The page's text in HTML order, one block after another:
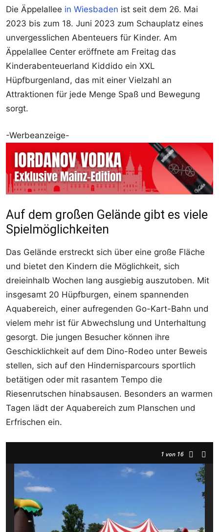
Die Äppelallee in Wiesbaden ist seit dem 26. Mai
2023 bis zum 18. Juni 2023 zum Schauplatz eines
unvergesslichen Abenteuers für Kinder. Am
Äppelallee Center eröffnete am Freitag das
Kinderabenteuerland Kiddido ein XXL
Hüpfburgenland, das mit einer Vielzahl an
Attraktionen für jede Menge Spaß und Bewegung
sorgt.
-Werbeanzeige-
Auf dem großen Gelände gibt es viele
Spielmöglichkeiten
Das Gelände erstreckt sich über eine große Fläche
und bietet den Kindern die Möglichkeit, sich
dreieinhalb Wochen lang ausgiebig auszutoben. Mit
insgesamt 20 Hüpfburgen, einem spannenden
Aquabereich, einer aufregenden Go-Kart-Bahn und
vielem mehr ist für Abwechslung und Unterhaltung
gesorgt. Die jungen Besucher können ihre
Geschicklichkeit auf dem Dino-Rodeo unter Beweis
stellen, sich auf den Hindernisparcours sportlich
betätigen oder mit rasantem Tempo die
Riesenrutschen hinabsausen. Besonders an warmen
Tagen lädt der Aquabereich zum Planschen und
Erfrischen ein.
1 von 16